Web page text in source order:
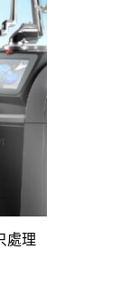
處理